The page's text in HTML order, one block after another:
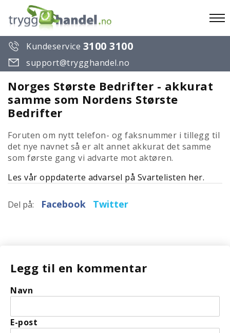
Kundeservice 3100 3100
support@trygghandel.no
Norges Største Bedrifter - akkurat
samme som Nordens Største
Bedrifter
Foruten om nytt telefon- og faksnummer i tillegg til
det nye navnet så er alt annet akkurat det samme
som første gang vi advarte mot aktøren.
Les vår oppdaterte advarsel på Svartelisten her.
Del på: Facebook Twitter
Legg til en kommentar
Navn
E-post